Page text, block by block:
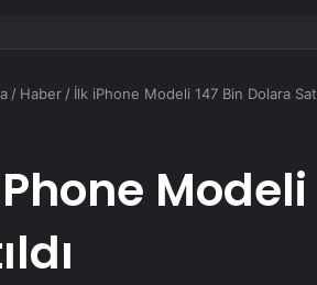
/ Haber / İlk iPhone Modeli 147 Bin Dolara